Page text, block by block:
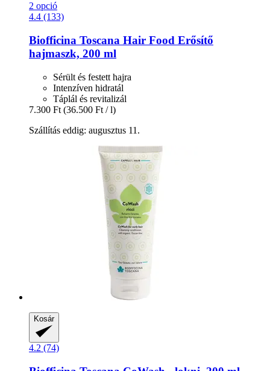
2 opció
4.4 (133)
Biofficina Toscana Hair Food Erősítő
hajmaszk, 200 ml
Sérült és festett hajra
Intenzíven hidratál
Táplál és revitalizál
7.300 Ft (36.500 Ft / l)
Szállítás eddig: augusztus 11.
Kosár
4.2 (74)